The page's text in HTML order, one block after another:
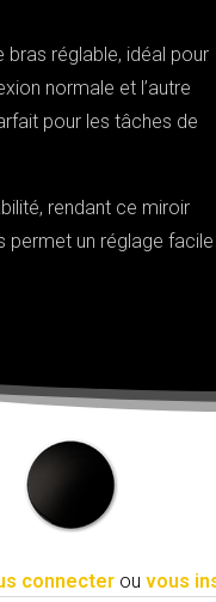
bras réglable, idéal pour
normale et l’autre
pour les tâches de
rendant ce miroir
permet un réglage facile
connecter ou vous